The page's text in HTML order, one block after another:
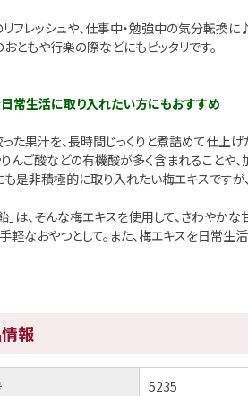
フレッシュや、仕事中・勉強中の気分転換に♪
ともや行楽の際などにもピッタリです。
常生活に取り入れたい方にもおすすめ
た果汁を、長時間じっくりと煮詰めて仕上
んご酸などの有機酸が多く含まれることや
是非積極的に取り入れたい梅エキスですが
」は、そんな梅エキスを使用して、さわやか
軽なおやつとして。また、梅エキスを日常生
報
5235